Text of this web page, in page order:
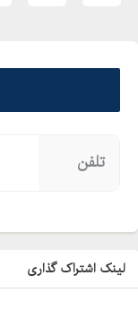
تلفن
لینک اشتراک گذاری